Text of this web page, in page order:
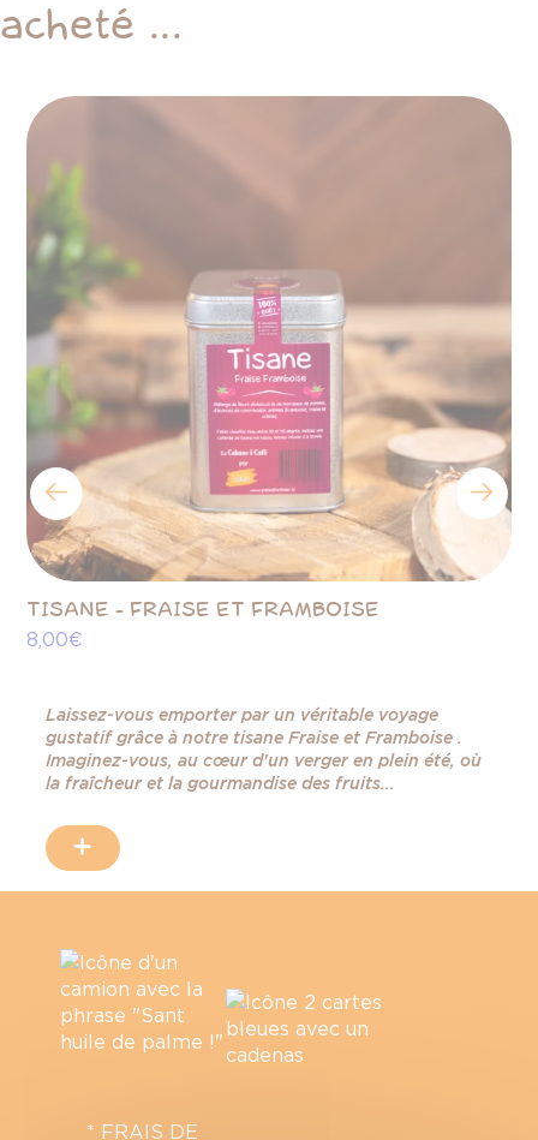
acheté ...
TISANE - FRAISE ET FRAMBOISE
8,00 €
Laissez-vous emporter par un véritable voyage
gustatif grâce à notre tisane Fraise et Framboise .
Imaginez-vous, au cœur d'un verger en plein été, où
la fraîcheur et la gourmandise des fruits...
+
* FRAIS DE